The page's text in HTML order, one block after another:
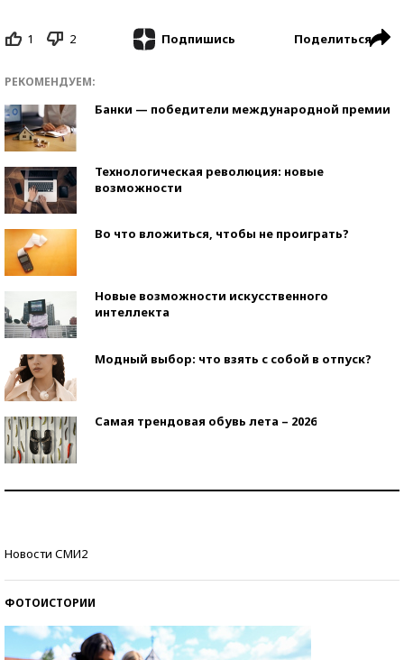
1 2 Подпишись Поделиться
РЕКОМЕНДУЕМ:
Банки — победители международной премии
Технологическая революция: новые
возможности
Во что вложиться, чтобы не проиграть?
Новые возможности искусственного
интеллекта
Модный выбор: что взять с собой в отпуск?
Самая трендовая обувь лета – 2026
Новости СМИ2
ФОТОИСТОРИИ